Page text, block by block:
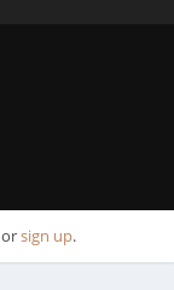
orsign up.